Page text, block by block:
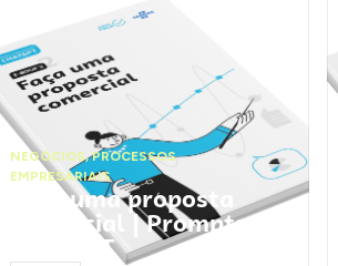
NEGÓCIOS,PROCESSOS
EMPRESARIAIS
Faça uma proposta
comercial | Prompts
ChatGPT